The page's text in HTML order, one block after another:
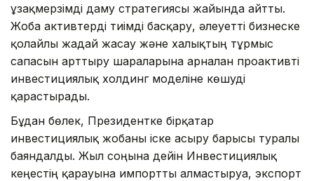
ұзақмерзімді даму стратегиясы жайында айтты.
Жоба активтерді тиімді басқару, әлеуетті бизнеске
қолайлы жағдай жасау және халықтың тұрмыс
сапасын арттыру шараларына арналған проактивті
инвестициялық холдинг моделіне көшуді
қарастырады.
Бұдан бөлек, Президентке бірқатар
инвестициялық жобаны іске асыру барысы туралы
баяндалды. Жыл соңына дейін Инвестициялық
кеңестің қарауына импортты алмастыруға, экспорт